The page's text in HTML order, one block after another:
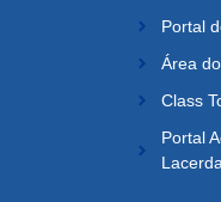
Portal
Área
Class
Portal
Lacerda